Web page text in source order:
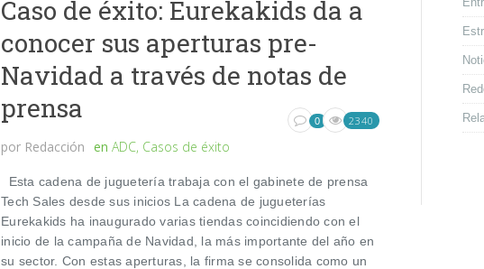
Caso de éxito: Eurekakids da a
conocer sus aperturas pre-
Navidad a través de notas de
prensa
por Redacción en ADC, Casos de éxito
0 2340
Esta cadena de juguetería trabaja con el gabinete de prensa
Tech Sales desde sus inicios La cadena de jugueterías
Eurekakids ha inaugurado varias tiendas coincidiendo con el
inicio de la campaña de Navidad, la más importante del año en
su sector. Con estas aperturas, la firma se consolida como un